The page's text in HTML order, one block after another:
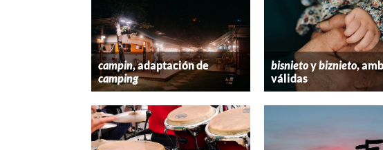
campin, adaptación de
camping
bisnietoybiznieto,
válidas